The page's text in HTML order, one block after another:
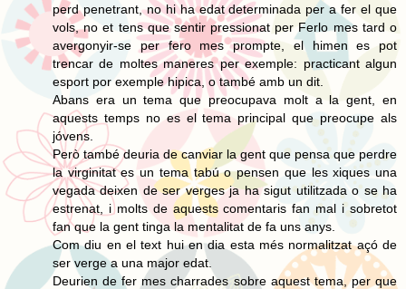
perd penetrant, no hi ha edat determinada per a fer el que
vols, no et tens que sentir pressionat per Ferlo mes tard o
avergonyir-se per fero mes prompte, el himen es pot
trencar de moltes maneres per exemple: practicant algun
esport por exemple hipica, o també amb un dit.
Abans era un tema que preocupava molt a la gent, en
aquests temps no es el tema principal que preocupe als
jóvens.
Però també deuria de canviar la gent que pensa que perdre
la virginitat es un tema tabú o pensen que les xiques una
vegada deixen de ser verges ja ha sigut utilitzada o se ha
estrenat, i molts de aquests comentaris fan mal i sobretot
fan que la gent tinga la mentalitat de fa uns anys.
Com diu en el text hui en dia esta més normalitzat açó de
ser verge a una major edat.
Deurien de fer mes charrades sobre aquest tema, per que